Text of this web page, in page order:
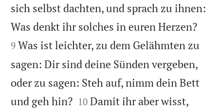
sich selbst dachten, und sprach zu ihnen:
Was denkt ihr solches in euren Herzen?
9 Was ist leichter, zu dem Gelähmten zu
sagen: Dir sind deine Sünden vergeben,
oder zu sagen: Steh auf, nimm dein Bett
und geh hin?
10 Damit ihr aber wisst,